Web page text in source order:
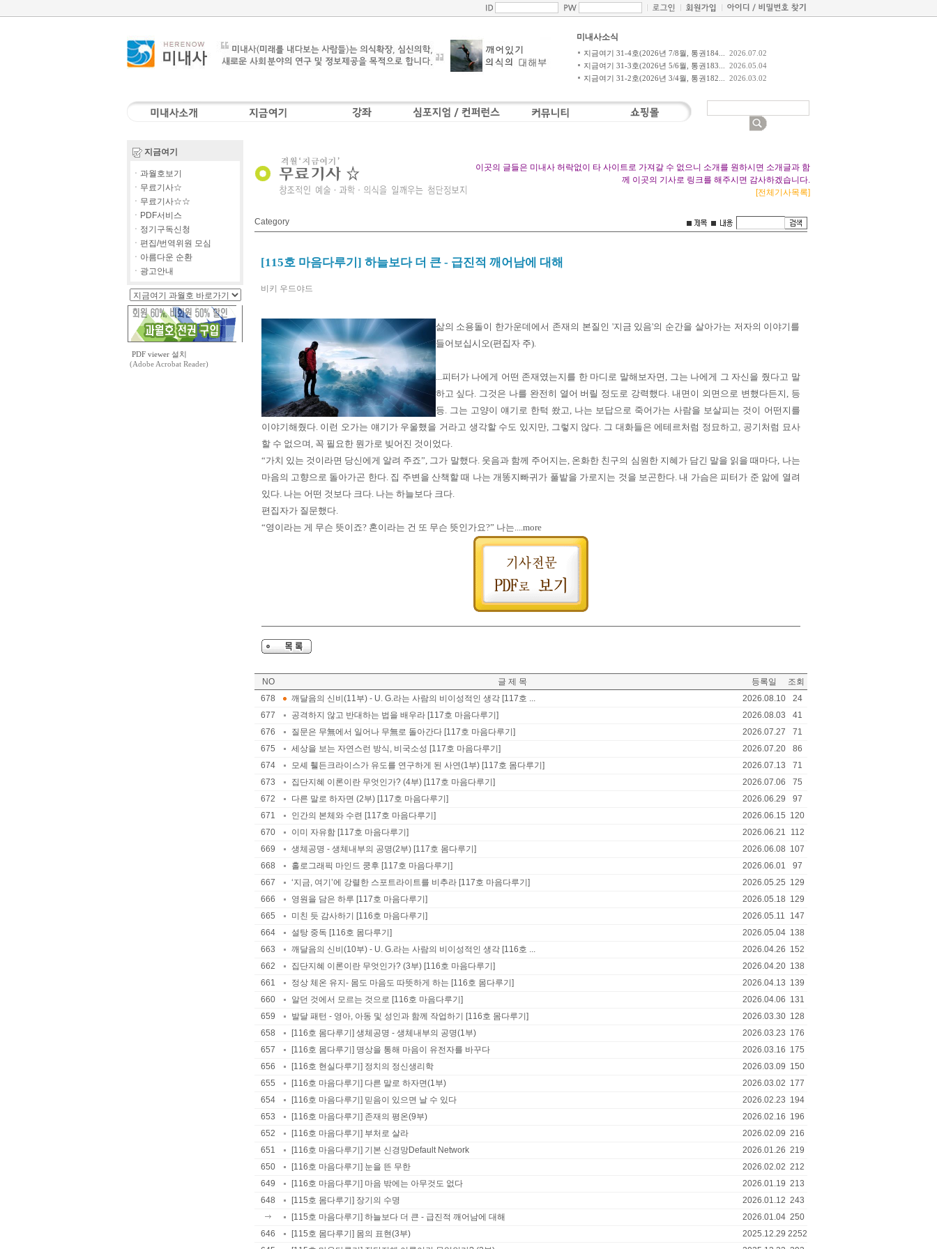
미내사소식
지금여기 31-4호(2026년 7/8월, 통권184...
2026.07.02
지금여기 31-3호(2026년 5/6월, 통권183...
2026.05.04
지금여기 31-2호(2026년 3/4월, 통권182...
2026.03.02
지금여기
ㆍ과월호보기
ㆍ무료기사☆
ㆍ무료기사☆☆
ㆍPDF서비스
ㆍ정기구독신청
ㆍ편집/번역위원 모심
ㆍ아름다운 순환
ㆍ광고안내
PDF viewer 설치
(Adobe Acrobat Reader)
이곳의 글들은 미내사 허락없이 타 사이트로 가져갈 수 없으니 소개를 원하시면 소개글과 함
께 이곳의 기사로 링크를 해주시면 감사하겠습니다.
[전체기사목록]
Category
[115호 마음다루기] 하늘보다 더 큰 - 급진적 깨어남에 대해
비키 우드야드
삶의 소용돌이 한가운데에서 존재의 본질인 '지금 있음'의 순간을 살아가는 저자의 이야기를
들어보십시오(편집자 주).
...피터가 나에게 어떤 존재였는지를 한 마디로 말해보자면, 그는 나에게 그 자신을 줬다고 말
하고 싶다. 그것은 나를 완전히 열어 버릴 정도로 강력했다. 내면이 외면으로 변했다든지, 등
등. 그는 고양이 얘기로 한턱 쐈고, 나는 보답으로 죽어가는 사람을 보살피는 것이 어떤지를
이야기해줬다. 이런 오가는 얘기가 우울했을 거라고 생각할 수도 있지만, 그렇지 않다. 그 대화들은 에테르처럼 정묘하고, 공기처럼 묘사
할 수 없으며, 꼭 필요한 뭔가로 빚어진 것이었다.
“가치 있는 것이라면 당신에게 알려 주죠”, 그가 말했다. 웃음과 함께 주어지는, 온화한 친구의 심원한 지혜가 담긴 말을 읽을 때마다, 나는
마음의 고향으로 돌아가곤 한다. 집 주변을 산책할 때 나는 개똥지빠귀가 풀밭을 가로지는 것을 보곤한다. 내 가슴은 피터가 준 앎에 열려
있다. 나는 어떤 것보다 크다. 나는 하늘보다 크다.
편집자가 질문했다.
“영이라는 게 무슨 뜻이죠? 혼이라는 건 또 무슨 뜻인가요?” 나는....more
NO 글 제 목 등록일
조회
678
깨달음의 신비(11부) - U. G.라는 사람의 비이성적인 생각 [117호 ... 2026.08.10
24
677
공격하지 않고 반대하는 법을 배우라 [117호 마음다루기] 2026.08.03
41
676
질문은 무無에서 일어나 무無로 돌아간다 [117호 마음다루기] 2026.07.27
71
675
세상을 보는 자연스런 방식, 비국소성 [117호 마음다루기] 2026.07.20
86
674
모셰 휄든크라이스가 유도를 연구하게 된 사연(1부) [117호 몸다루기] 2026.07.13
71
673
집단지혜 이론이란 무엇인가? (4부) [117호 마음다루기] 2026.07.06
75
672
다른 말로 하자면 (2부) [117호 마음다루기] 2026.06.29
97
671
인간의 본체와 수련 [117호 마음다루기] 2026.06.15 120
670
이미 자유함 [117호 마음다루기] 2026.06.21
112
669
생체공명 - 생체내부의 공명(2부) [117호 몸다루기] 2026.06.08 107
668
홀로그래픽 마인드 쿵후 [117호 마음다루기] 2026.06.01
97
667
‘지금, 여기’에 강렬한 스포트라이트를 비추라 [117호 마음다루기] 2026.05.25 129
666
영원을 담은 하루 [117호 마음다루기] 2026.05.18 129
665
미친 듯 감사하기 [116호 마음다루기] 2026.05.11
147
664
설탕 중독 [116호 몸다루기] 2026.05.04 138
663
깨달음의 신비(10부) - U. G.라는 사람의 비이성적인 생각 [116호 ... 2026.04.26 152
662
집단지혜 이론이란 무엇인가? (3부) [116호 마음다루기] 2026.04.20 138
661
정상 체온 유지- 몸도 마음도 따뜻하게 하는 [116호 몸다루기] 2026.04.13 139
660
알던 것에서 모르는 것으로 [116호 마음다루기] 2026.04.06 131
659
발달 패턴 - 영아, 아동 및 성인과 함께 작업하기 [116호 몸다루기] 2026.03.30 128
658
[116호 몸다루기] 생체공명 - 생체내부의 공명(1부) 2026.03.23 176
657
[116호 몸다루기] 명상을 통해 마음이 유전자를 바꾸다 2026.03.16 175
656
[116호 현실다루기] 정치의 정신생리학 2026.03.09 150
655
[116호 마음다루기] 다른 말로 하자면(1부) 2026.03.02 177
654
[116호 마음다루기] 믿음이 있으면 날 수 있다 2026.02.23 194
653
[116호 마음다루기] 존재의 평온(9부) 2026.02.16 196
652
[116호 마음다루기] 부처로 살라 2026.02.09 216
651
[116호 마음다루기] 기본 신경망Default Network 2026.01.26 219
650
[116호 마음다루기] 눈을 뜬 무한 2026.02.02 212
649
[116호 마음다루기] 마음 밖에는 아무것도 없다 2026.01.19 213
648
[115호 몸다루기] 장기의 수명 2026.01.12 243
[115호 마음다루기] 하늘보다 더 큰 - 급진적 깨어남에 대해
2026.01.04 250
646
[115호 몸다루기] 몸의 표현(3부) 2025.12.29 2252